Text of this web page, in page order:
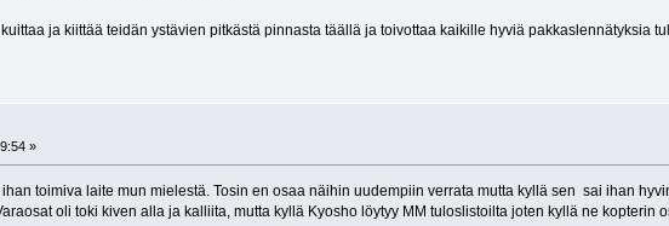
ja kiittää teidän ystävien pitkästä pinnasta täällä ja toivottaa kaikille hyviä pakkaslennätyksia
»
toimiva laite mun mielestä. Tosin en osaa näihin uudempiin verrata mutta kyllä sen sai ihan
oli toki kiven alla ja kalliita, mutta kyllä Kyosho löytyy MM tuloslistoilta joten kyllä ne kopterin